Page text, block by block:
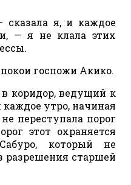
я, и каждое
— я не клала этих
госпожи Акико.
коридор, ведущий к
утро, начиная
переступала порог
этот охраняется
который не
разрешения старшей